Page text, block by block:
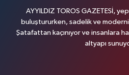
AYYILDIZ TOROS GAZETESİ,
buluştururken, sadelik ve
Şatafattan kaçınıyor ve insanlara
altyapı